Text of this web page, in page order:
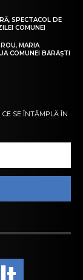
SPECTACOL DE
COMUNEI
MARIA
COMUNEI BĂRĂȘTI
CE SE ÎNTÂMPLĂ ÎN